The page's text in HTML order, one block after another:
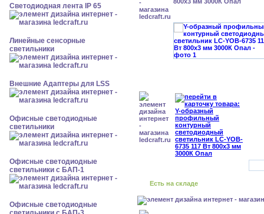
Светодиодная лента IP 65
Линейные сенсорные
светильники
Внешние Адаптеры для LSS
Офисные светодиодные
светильники
Офисные светодиодные
светильники с БАП-1
Офисные светодиодные
Есть на складе